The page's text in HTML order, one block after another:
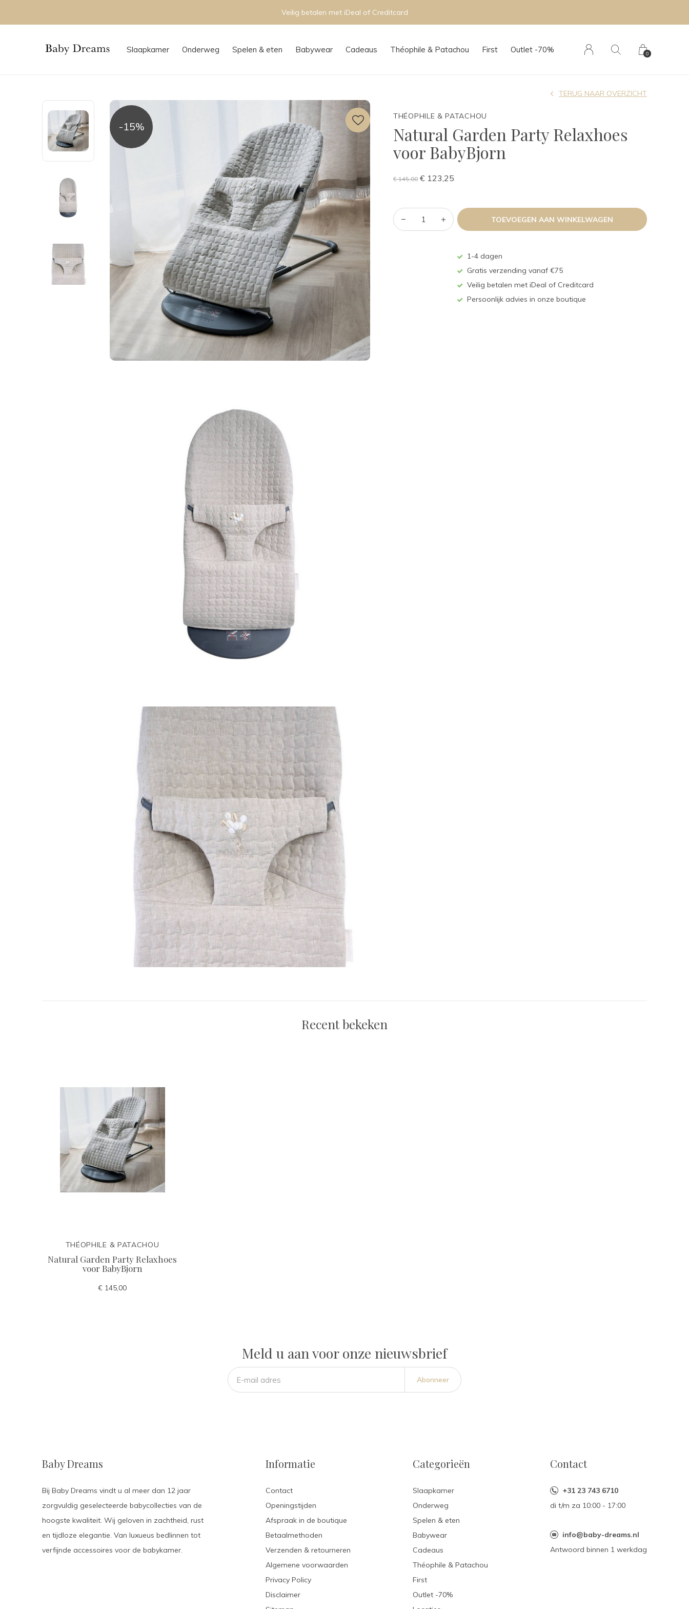
Slaapkamer Onderweg Spelen & eten Babywear Cadeaus Théophile & Patachou First Outlet -70% 0
Persoonlijk advies in onze boutique
-15%
THÉOPHILE & PATACHOU
Natural Garden Party Relaxhoes
voor BabyBjorn
TERUG NAAR OVERZICHT
€ 145,00 € 123,25
TOEVOEGEN AAN WINKELWAGEN
1-4 dagen
Gratis verzending vanaf €75
Veilig betalen met iDeal of Creditcard
Persoonlijk advies in onze boutique
Recent bekeken
THÉOPHILE & PATACHOU
Natural Garden Party Relaxhoes
voor BabyBjorn
€ 145,00
Meld u aan voor onze nieuwsbrief
Abonneer
Baby Dreams
Bij Baby Dreams vindt u al meer dan 12 jaar
zorgvuldig geselecteerde babycollecties van de
hoogste kwaliteit. Wij geloven in zachtheid, rust
en tijdloze elegantie. Van luxueus bedlinnen tot
verfijnde accessoires voor de babykamer.
Informatie
Contact
Openingstijden
Afspraak in de boutique
Betaalmethoden
Verzenden & retourneren
Algemene voorwaarden
Privacy Policy
Disclaimer
Categorieën
Slaapkamer
Onderweg
Spelen & eten
Babywear
Cadeaus
Théophile & Patachou
First
Outlet -70%
Contact
+31 23 743 6710
di t/m za 10:00 - 17:00
info@baby-dreams.nl
Antwoord binnen 1 werkdag